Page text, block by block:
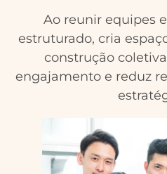
Ao reunir equipes
estruturado, cria
construção
engajamento e reduz